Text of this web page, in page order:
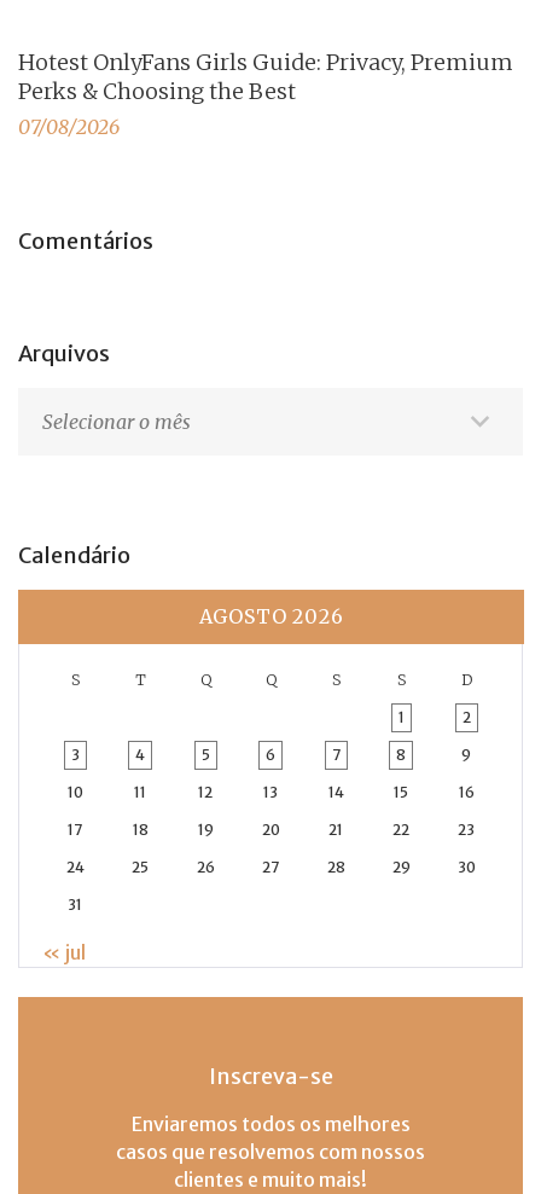
Hotest OnlyFans Girls Guide: Privacy, Premium
Perks & Choosing the Best
07/08/2026
Comentários
Arquivos
Calendário
AGOSTO 2026
S T Q Q S S D
1 2
3 4 5 6 7 8 9
10 11 12 13 14 15 16
17 18 19 20 21 22 23
24 25 26 27 28 29 30
31
« jul
Inscreva-se
Enviaremos todos os melhores
casos que resolvemos com nossos
clientes e muito mais!